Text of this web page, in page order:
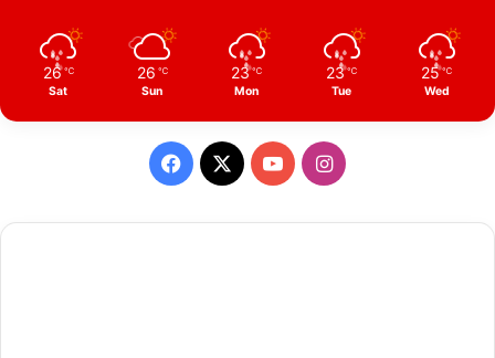
26 ℃
Sat
26 ℃
Sun
23 ℃
Mon
23 ℃
Tue
25 ℃
Wed
Facebook
X YouTubeInstagram